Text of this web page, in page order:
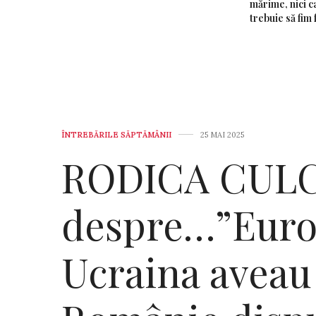
mărime, nici
trebuie să fim
ÎNTREBĂRILE SĂPTĂMÂNII 25 MAI 2025
RODICA
Ucraina